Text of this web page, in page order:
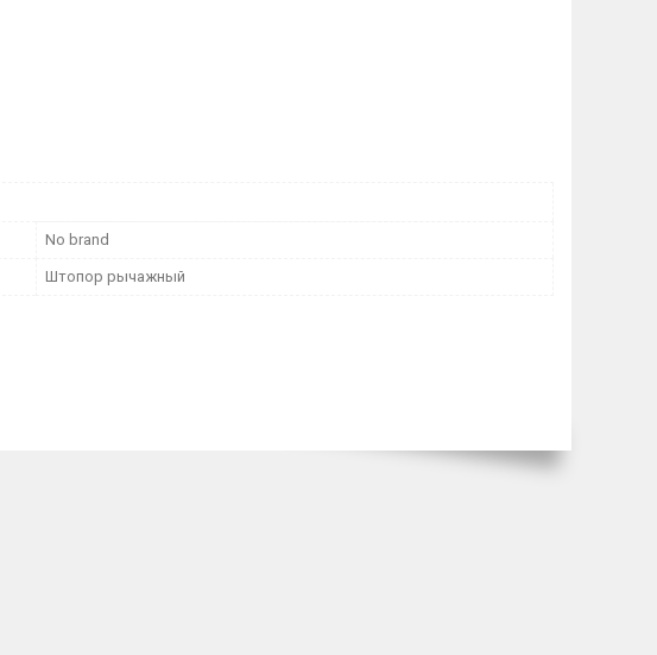
No brand
Штопор рычажный